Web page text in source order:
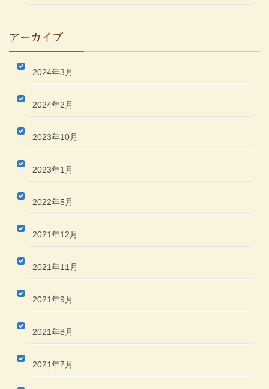
アーカイブ
2024年3月
2024年2月
2023年10月
2023年1月
2022年5月
2021年12月
2021年11月
2021年9月
2021年8月
2021年7月